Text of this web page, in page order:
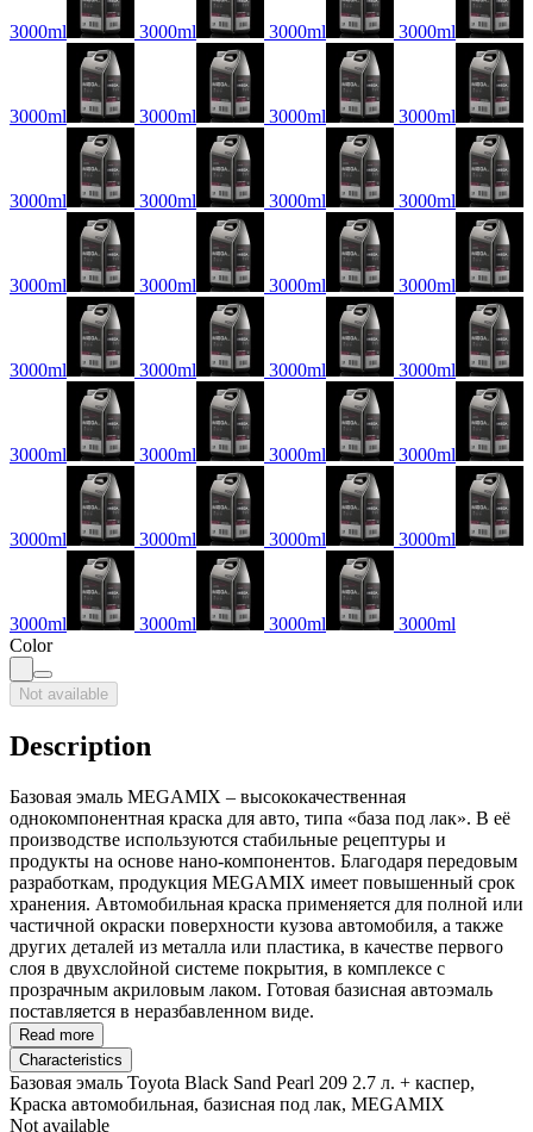
3000ml 3000ml 3000ml 3000ml
3000ml 3000ml 3000ml 3000ml
3000ml 3000ml 3000ml 3000ml
3000ml 3000ml 3000ml 3000ml
3000ml 3000ml 3000ml 3000ml
3000ml 3000ml 3000ml 3000ml
3000ml 3000ml 3000ml 3000ml
3000ml 3000ml 3000ml
3000ml
Color
Not available
Description
Базовая эмаль MEGAMIX – высококачественная
однокомпонентная краска для авто, типа «база под лак». В её
производстве используются стабильные рецептуры и
продукты на основе нано-компонентов. Благодаря передовым
разработкам, продукция MEGAMIX имеет повышенный срок
хранения. Автомобильная краска применяется для полной или
частичной окраски поверхности кузова автомобиля, а также
других деталей из металла или пластика, в качестве первого
слоя в двухслойной системе покрытия, в комплексе с
прозрачным акриловым лаком. Готовая базисная автоэмаль
поставляется в неразбавленном виде.
Read more
Characteristics
Базовая эмаль Toyota Black Sand Pearl 209 2.7 л. + каспер,
Краска автомобильная, базисная под лак, MEGAMIX
Not available